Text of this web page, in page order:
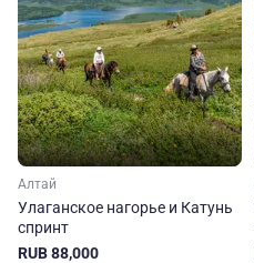
Алтай
Улаганское нагорье и Катунь
спринт
RUB 88,000